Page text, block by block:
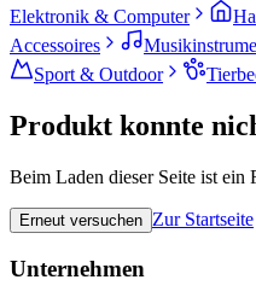
Elektronik & Computer
Accessoires
Sport & Outdoor
Produkt konnte
Beim Laden dieser Seite ist ein
Erneut versuchen Zur Startseite
Unternehmen